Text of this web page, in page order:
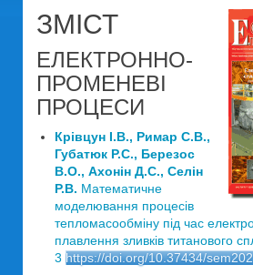
ЗМІСТ
ЕЛЕКТРОННО-
ПРОМЕНЕВІ
ПРОЦЕСИ
Крівцун І.В., Римар С.В.,
Губатюк Р.С., Березос
В.О., Ахонін Д.С., Селін
Р.В. Математичне
моделювання процесів
тепломасообміну під час
плавлення зливків титанового
3 https://doi.org/10.37434/